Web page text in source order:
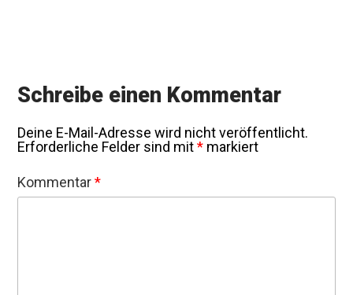
Schreibe einen Kommentar
Deine E-Mail-Adresse wird nicht veröffentlicht.
Erforderliche Felder sind mit* markiert
Kommentar*